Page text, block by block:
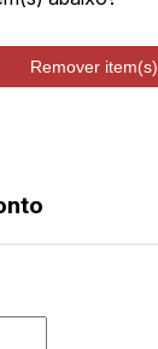
Remover item(s)